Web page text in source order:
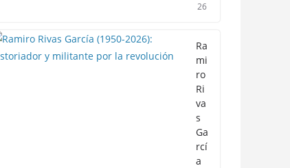
26
Ra
mi
ro
Ri
va
s
Ga
rcí
a